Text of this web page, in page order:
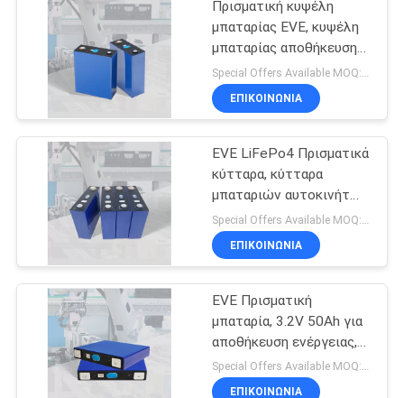
ΓΎΡΟΣ
ΕΡΓΟΣΤΑΣΊΩΝ
ΠΟΙΟΤΙΚΌΣ
ΈΛΕΓΧΟΣ
ΕΠΑΦΉ
ΝΈΑ
SITEMAP
Πρισματική κυψέλη
μπαταρίας EVE, κυψέλη
μπαταρίας αποθήκευσης
ενέργειας, κυψέλη
μπαταρίας ανώτερης
μακράς διάρκειας ζωής,
ΕΠΙΚΟΙΝΩΝΊΑ
EVE LiFePo4 Πρισματικά
κύτταρα, κύτταρα
μπαταριών αυτοκινήτων,
κύτταρα 3.2V 202Ah για
ηλεκτρικά φορτηγά,
συστήματα αποθήκευσης
ΕΠΙΚΟΙΝΩΝΊΑ
ΕVE Πρισματική
μπαταρία, 3.2V 50Ah για
αποθήκευση ενέργειας,
RVs, καρότσια γκολφ,
συστήματα αποθήκευσης
Special Offers Available MOQ:2 μονάδες
ΕΠΙΚΟΙΝΩΝΊΑ